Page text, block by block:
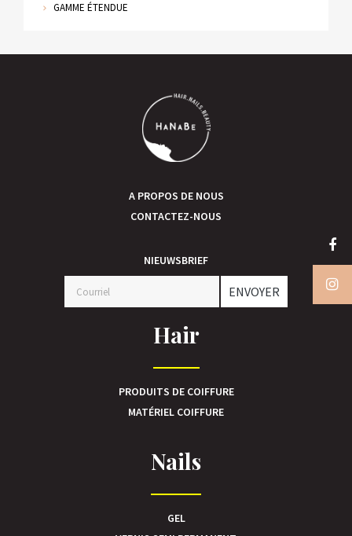
GAMME ÉTENDUE
A PROPOS DE NOUS
CONTACTEZ-NOUS
NIEUWSBRIEF
ENVOYER
Hair
PRODUITS DE COIFFURE
MATÉRIEL COIFFURE
Nails
GEL